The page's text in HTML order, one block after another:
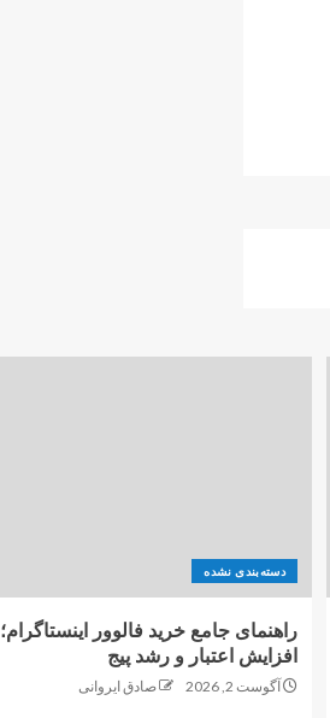
دسته‌بندی نشده
راهنمای جامع خرید فالوور اینستاگرام؛
افزایش اعتبار و رشد پیج
آگوست 2, 2026 صادق ایروانی